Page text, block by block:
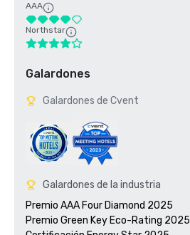
AAA
Northstar
Galardones
Galardones de Cvent
Galardones de la industria
Premio AAA Four Diamond 2025
Premio Green Key Eco-Rating 2025